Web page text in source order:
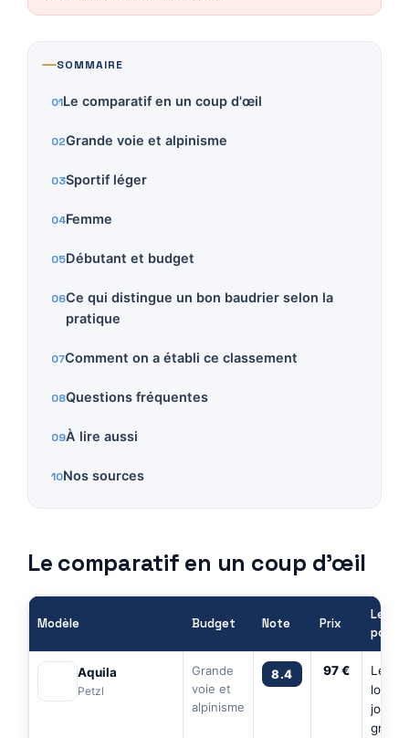
SOMMAIRE
Le comparatif en un coup d'œil
Grande voie et alpinisme
Sportif léger
Femme
Débutant et budget
Ce qui distingue un bon baudrier selon la
pratique
Comment on a établi ce classement
Questions fréquentes
À lire aussi
Nos sources
Le comparatif en un coup d’œil
Modèle Budget Note Prix
Le
pour
Aquila
Petzl
Grande
voie et
alpinisme
8.4 97 €
Les